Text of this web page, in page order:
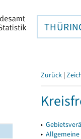
Zurück |
▸
▸